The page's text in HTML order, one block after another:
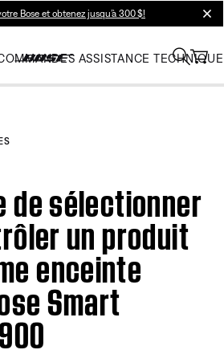
Bose et obtenez jusqu’à 300 $!
ASSISTANCE TECHNIQUE
de sélectionner
un produit
enceinte
Smart